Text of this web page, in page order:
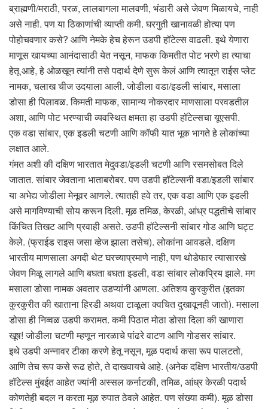
ब्राह्मणी/मराठी, परळ, लालबागला मालवणी, भंडारी असे जेवण मिळायचे, नाही
असे नाही. पण या ठिकाणांची व्याप्ती कमी. घरगुती खानावळी होत्या पण
पोहोचवणार कसे? आणि नेमके हेच हेरून उडपी हॉटेल्स वाढली. इथे येणारा
माणूस खायच्या आनंदासाठी येत नसून, माफक किमतीत पोट भरणे हा त्याचा
हेतू आहे, हे ओळखून त्यांनी तसे पदार्थ देणे सुरू केलं आणि त्यातून राईस प्लेट
नामक, चलाख चीज उदयाला आली. जोडीला वडा/इडली सांबार, मसाला
डोसा ही पिलावळ. किमती माफक, सामान्य नोकरदार माणसाला परवडतील
अशा, आणि पोट भरण्याची व्यवस्थित क्षमता हा उडपी हॉटेल्सचा यूएसपी.
एक वडा सांबार, एक इडली चटणी आणि कॉफी यात भूक भागते हे लोकांच्या
लक्षात आले.
गंमत अशी की दक्षिण भारतात मेदुवडा/इडली चटणी आणि रसमसोबत दिले
जातात. सांबार जेवताना भाताबरोबर. पण उडपी हॉटेल्सनी वडा/इडली सांबार
या अभेद्य जोडीला मेनूवर आणले. त्यातही हवे तर, एक वडा आणि एक इडली
असे मागविण्याची सोय करून दिली. मूळ तमिळ, केरळी, आंध्र पद्धतीचे सांबार
किंचित तिखट आणि प्रवाही असते. उडपी हॉटेल्सनी सांबार गोड आणि घट्ट
केले. (फ्राईड राइस जसा व्हेज झाला तसेच). लोकांना आवडले. दक्षिण
भारतीय माणसाला अगदी थेट घरच्याप्रमाणे नाही, पण थोडेफार त्यासारखे
जेवण मिळू लागले आणि बघता बघता इडली, वडा सांबार लोकप्रिय झाले. मग
मसाला डोसा नामक अवतार उडप्यांनी आणला. अतिशय कुरकुरीत (इतका
कुरकुरीत की खाताना हिरडी अथवा टाळूला क्वचित दुखावूनही जातो). मसाला
डोसा ही निव्वळ उडपी करामत. कमी पिठात मोठा डोसा दिला की खाणारा
खूष! जोडीला चटणी म्हणून नारळाचे पांढरे वाटण आणि गोडसर सांबार.
इथे उडपी अन्नावर टीका करणे हेतू नसून, मूळ पदार्थ कसा रूप पालटतो,
आणि तेच रूप कसे रूढ होते, ते दाखवायचे आहे. (अनेक दक्षिण भारतीय/उडपी
हॉटेल्स मुंबईत आहेत ज्यांनी अस्सल कर्नाटकी, तमिळ, आंध्र केरळी पदार्थ
कोणतेही बदल न करता मूळ रुपात ठेवले आहेत. पण संख्या कमी). मूळ डोसा